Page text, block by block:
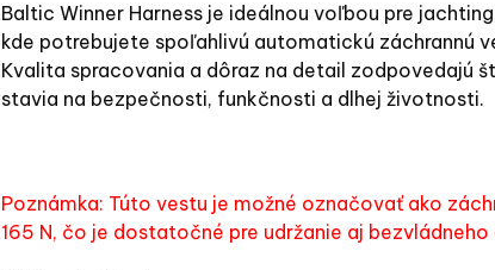
Baltic Winner Harness je ideálnou voľbou pre
kde potrebujete spoľahlivú automatickú záchrannú
Kvalita spracovania a dôraz na detail zodpovedajú
stavia na bezpečnosti, funkčnosti a dlhej životnosti.
Poznámka: Túto vestu je možné označovať ako
165 N, čo je dostatočné pre udržanie aj bezvládneho